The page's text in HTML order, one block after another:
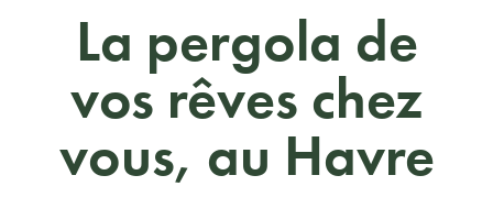
La pergola de
vos rêves chez
vous, au Havre